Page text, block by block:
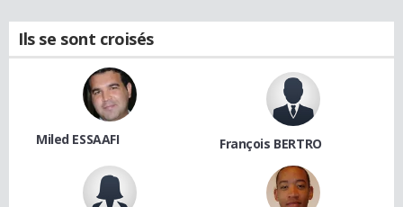
Ils se sont croisés
Miled ESSAAFI François BERTRO